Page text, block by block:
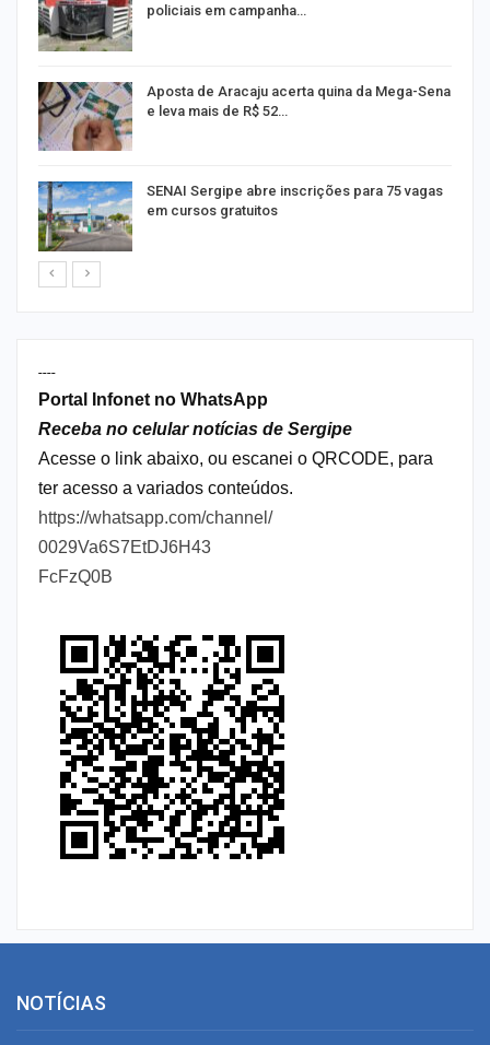
policiais em campanha…
Aposta de Aracaju acerta quina da Mega-Sena
e leva mais de R$ 52…
SENAI Sergipe abre inscrições para 75 vagas
em cursos gratuitos
----
Portal Infonet no WhatsApp
Receba no celular notícias de Sergipe
Acesse o link abaixo, ou escanei o QRCODE, para
ter acesso a variados conteúdos.
https://whatsapp.com/channel/
0029Va6S7EtDJ6H43
FcFzQ0B
NOTÍCIAS